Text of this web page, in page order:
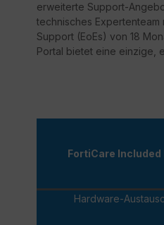
erweiterte Support-
technisches
Support (EoEs) von 18
Portal bietet eine einzige,
FortiCare Included
Hardware-